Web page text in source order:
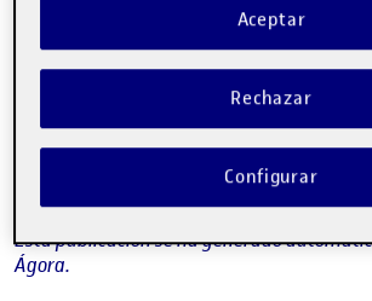
Publicado por¡Bienvenidos y
Esta publicación se ha generado
Ágora.
Rechazar
Aceptar
Configurar